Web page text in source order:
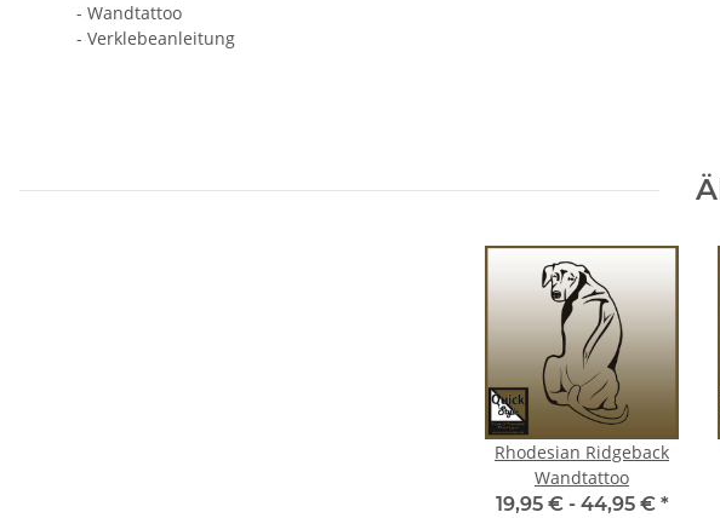
- Wandtattoo
- Verklebeanleitung
Rhodesian Ridgeback
Wandtattoo
19,95 € - 44,95 € *